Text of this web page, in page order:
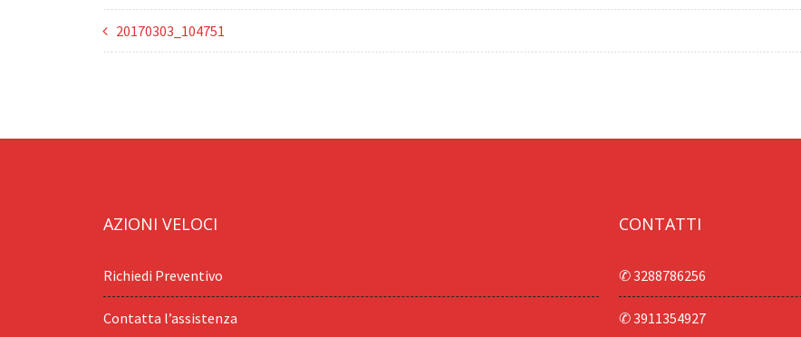
20170303_104751
AZIONI VELOCI
Richiedi Preventivo
Contatta l’assistenza
CONTATTI
✆ 3288786256
✆ 3911354927